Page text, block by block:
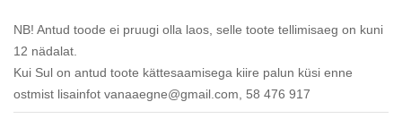
NB! Antud toode ei pruugi olla laos, selle toote tellimisaeg on kuni
12 nädalat.
Kui Sul on antud toote kättesaamisega kiire palun küsi enne
ostmist lisainfot vanaaegne@gmail.com, 58 476 917